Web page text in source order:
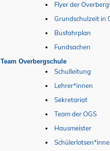
Flyer der
Grundschulzeit in
Busfahrplan
Fundsachen
Team Overbergschule
Schulleitung
Lehrer*innen
Sekretariat
Team der OGS
Hausmeister